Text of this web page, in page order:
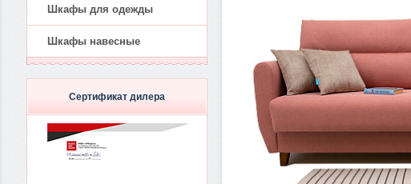
Шкафы для одежды
Шкафы навесные
Сертификат дилера